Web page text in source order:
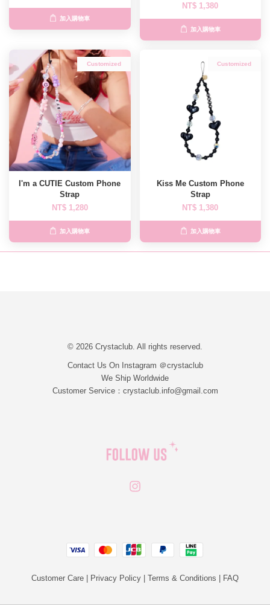
加入購物車
NT$ 1,380
加入購物車
Customized
I'm a CUTIE Custom Phone
Strap
NT$ 1,280
加入購物車
Customized
Kiss Me Custom Phone
Strap
NT$ 1,380
加入購物車
© 2026 Crystaclub. All rights reserved.
Contact Us On Instagram ＠crystaclub
We Ship Worldwide
Customer Service：crystaclub.info@gmail.com
Visa Master JCB Paypal
Customer Care | Privacy Policy | Terms & Conditions | FAQ